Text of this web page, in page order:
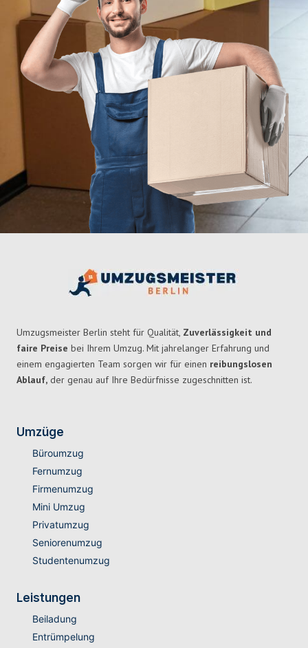
Umzugsmeister Berlin steht für Qualität, Zuverlässigkeit und
faire Preise bei Ihrem Umzug. Mit jahrelanger Erfahrung und
einem engagierten Team sorgen wir für einen reibungslosen
Ablauf, der genau auf Ihre Bedürfnisse zugeschnitten ist.
Umzüge
Büroumzug
Fernumzug
Firmenumzug
Mini Umzug
Privatumzug
Seniorenumzug
Studentenumzug
Leistungen
Beiladung
Entrümpelung